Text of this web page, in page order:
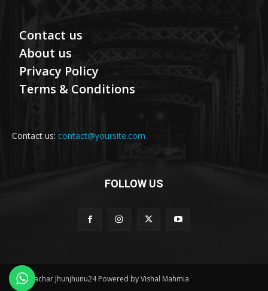
Contact us
About us
Privacy Policy
Terms & Conditions
Contact us: contact@yoursite.com
FOLLOW US
© Samachar Jhunjhunu24 Powered by Vishal Mahmia